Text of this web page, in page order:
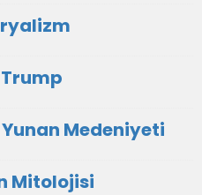
Medeniyeti
Mitolojisi